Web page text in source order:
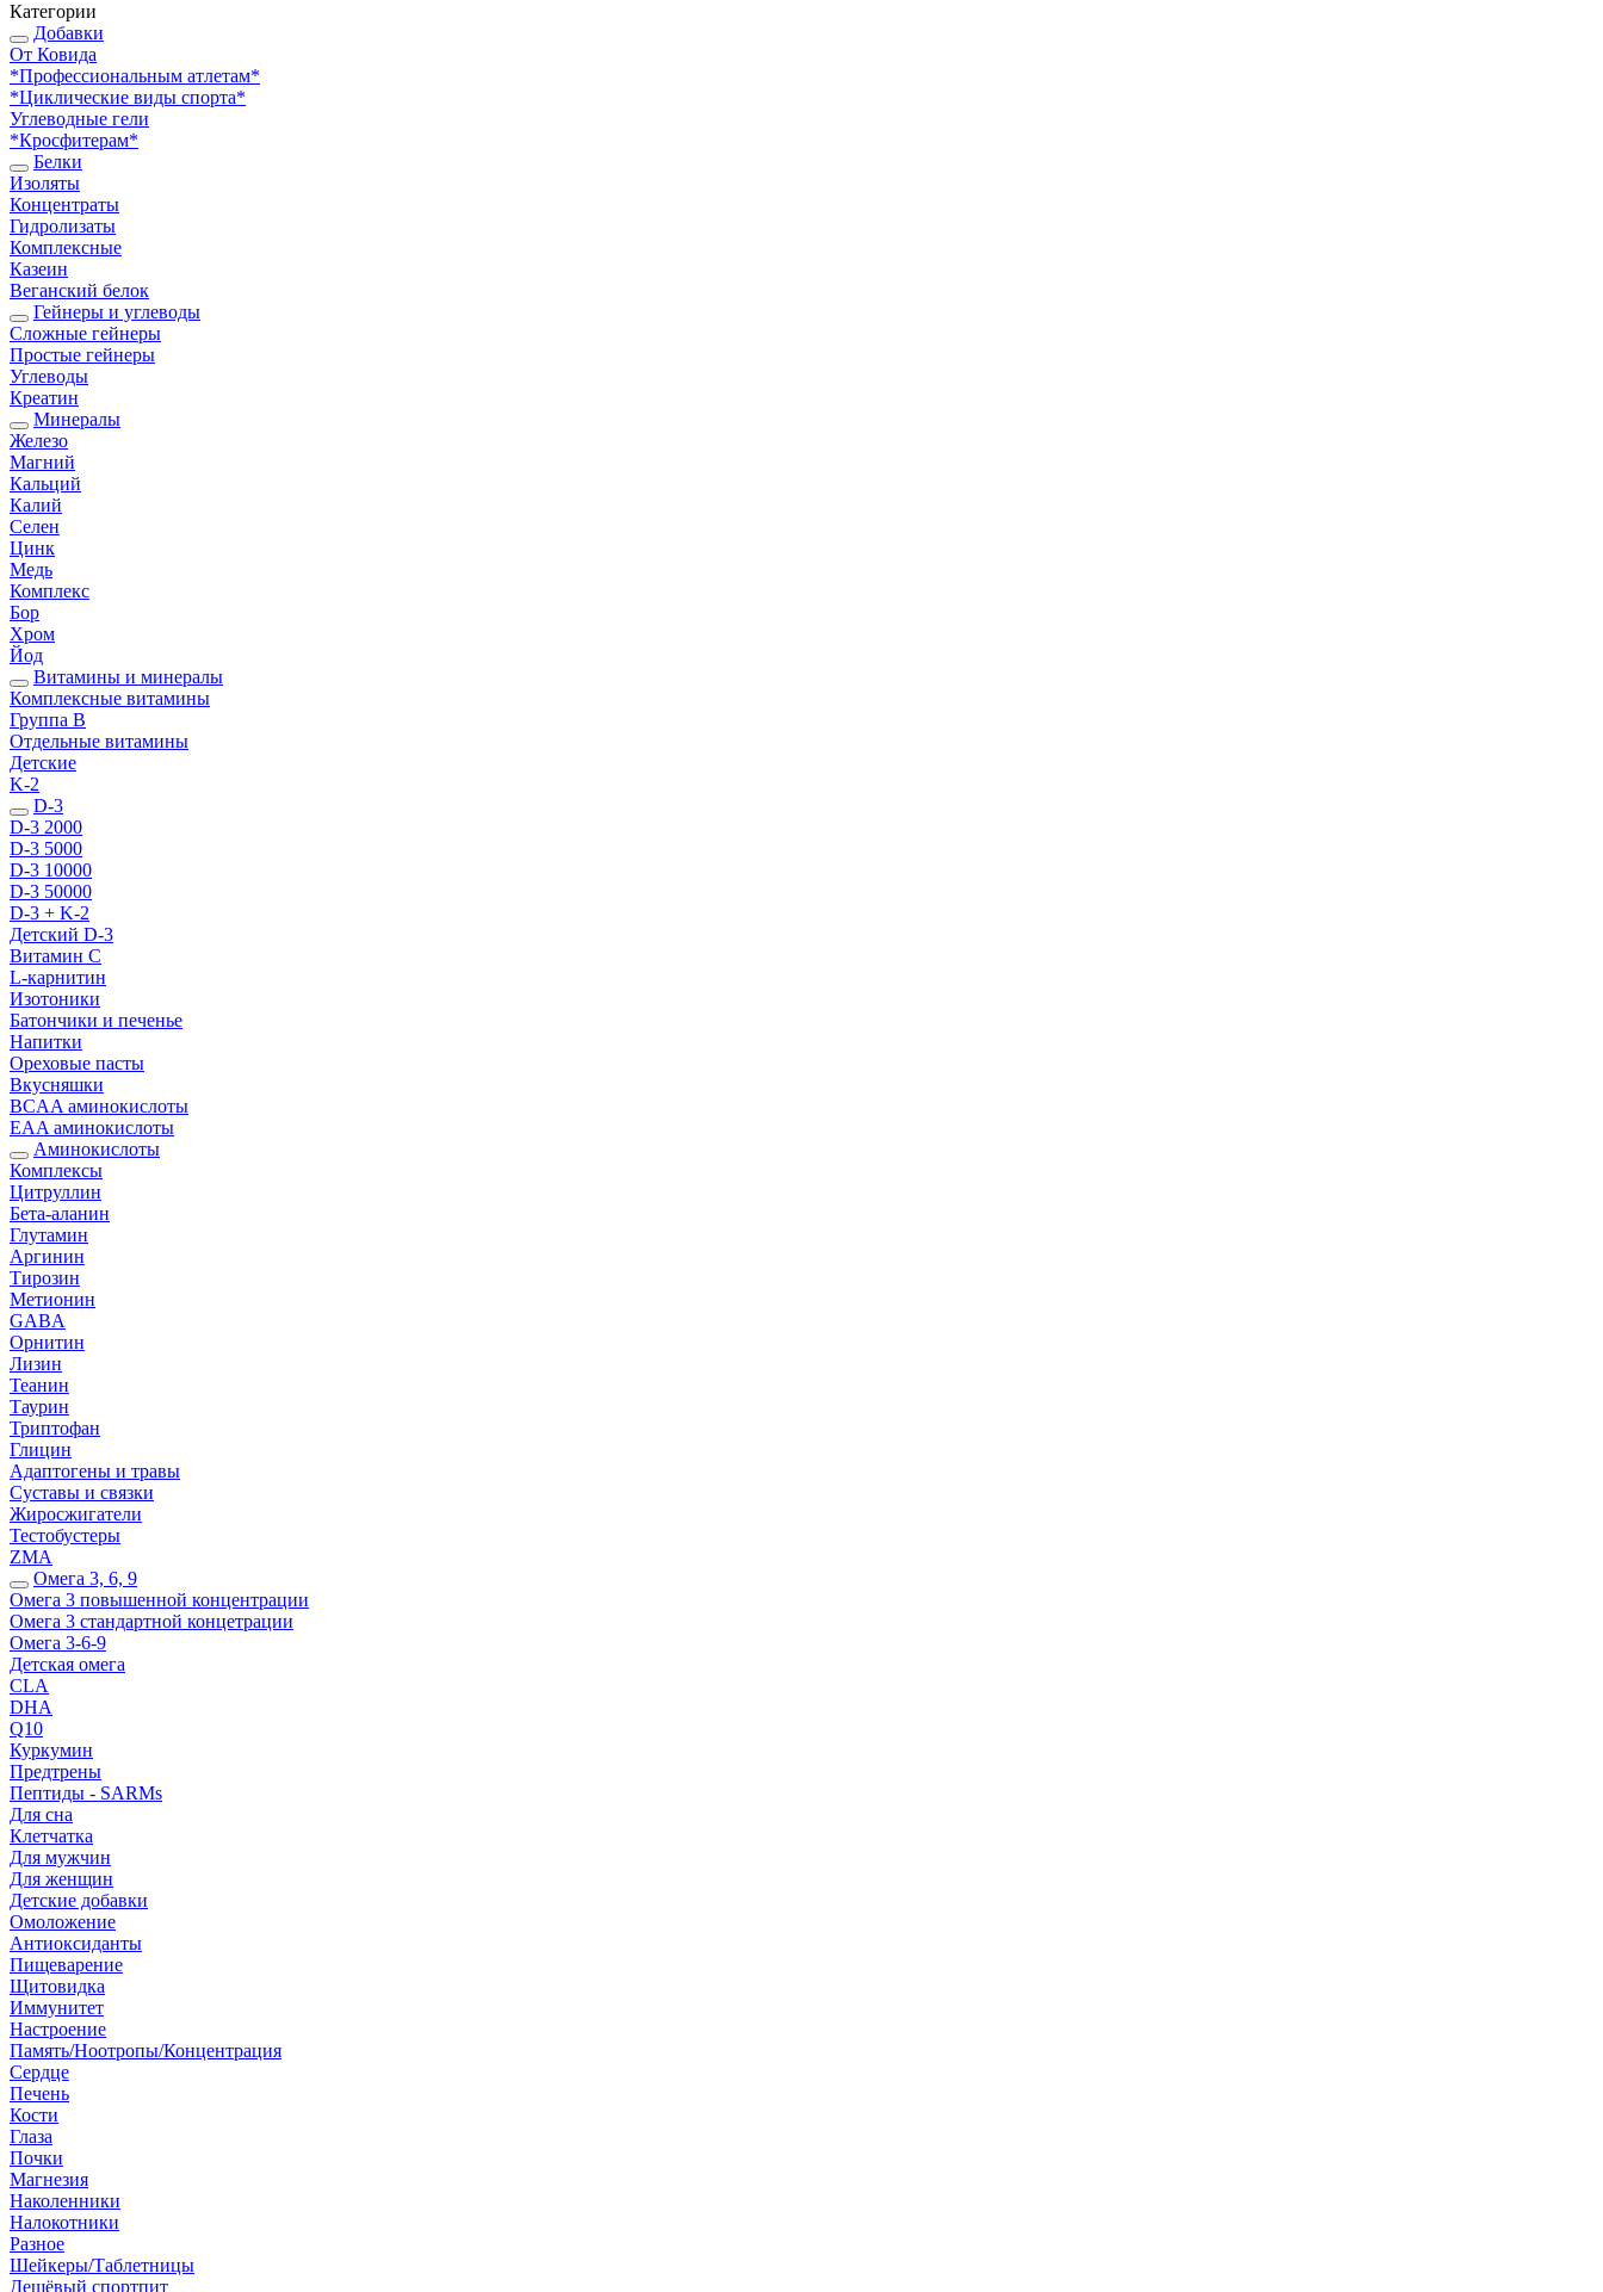
Категории
Добавки
От Ковида
*Профессиональным атлетам*
*Циклические виды спорта*
Углеводные гели
*Кросфитерам*
Белки
Изоляты
Концентраты
Гидролизаты
Комплексные
Казеин
Веганский белок
Гейнеры и углеводы
Сложные гейнеры
Простые гейнеры
Углеводы
Креатин
Минералы
Железо
Магний
Кальций
Калий
Селен
Цинк
Медь
Комплекс
Бор
Хром
Йод
Витамины и минералы
Комплексные витамины
Группа B
Отдельные витамины
Детские
K-2
D-3
D-3 2000
D-3 5000
D-3 10000
D-3 50000
D-3 + K-2
Детский D-3
Витамин С
L-карнитин
Изотоники
Батончики и печенье
Напитки
Ореховые пасты
Вкусняшки
BCAA аминокислоты
EAA аминокислоты
Аминокислоты
Комплексы
Цитруллин
Бета-аланин
Глутамин
Аргинин
Тирозин
Метионин
GABA
Орнитин
Лизин
Теанин
Таурин
Триптофан
Глицин
Адаптогены и травы
Суставы и связки
Жиросжигатели
Тестобустеры
ZMA
Омега 3, 6, 9
Омега 3 повышенной концентрации
Омега 3 стандартной концетрации
Омега 3-6-9
Детская омега
CLA
DHA
Q10
Куркумин
Предтрены
Пептиды - SARMs
Для сна
Клетчатка
Для мужчин
Для женщин
Детские добавки
Омоложение
Антиоксиданты
Пищеварение
Щитовидка
Иммунитет
Настроение
Память/Ноотропы/Концентрация
Сердце
Печень
Кости
Глаза
Почки
Магнезия
Наколенники
Налокотники
Разное
Шейкеры/Таблетницы
Дешёвый спортпит